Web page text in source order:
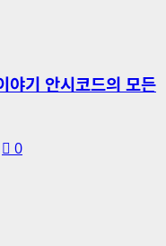
기 안시코드의 모든
0